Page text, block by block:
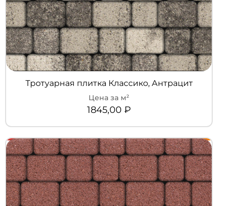
Тротуарная плитка Классико, Антрацит
1845,00 ₽